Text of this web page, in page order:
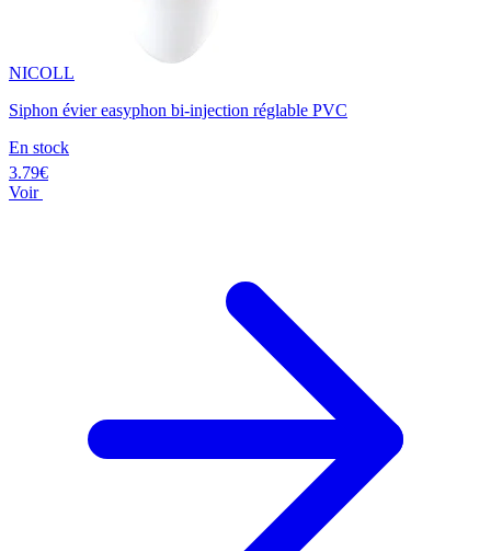
NICOLL
Siphon évier easyphon bi-injection réglable PVC
En stock
3.79€
Voir